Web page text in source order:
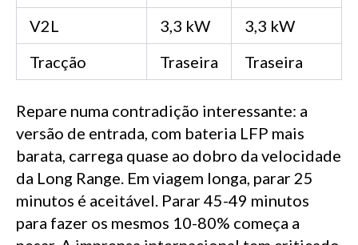
V2L 3,3 kW
3,3 kW
Tracção
Traseira Traseira
Repare numa contradição interessante: a
versão de entrada, com bateria LFP mais
barata, carrega quase ao dobro da velocidade
da Long Range. Em viagem longa, parar 25
minutos é aceitável. Parar 45-49 minutos
para fazer os mesmos 10-80% começa a